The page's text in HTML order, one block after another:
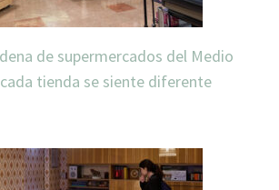
de supermercados del Medio
tienda se siente diferente